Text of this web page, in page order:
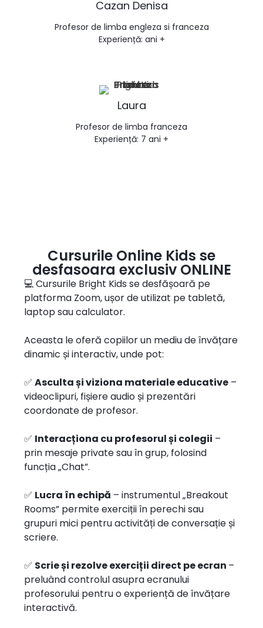
Cazan Denisa
Profesor de limba engleza si franceza
Experiență: ani +
Laura
Profesor de limba franceza
Experiență: 7 ani +
Cursurile Online Kids se
desfasoara exclusiv ONLINE
💻 Cursurile Bright Kids se desfășoară pe
platforma Zoom, ușor de utilizat pe tabletă,
laptop sau calculator.
Aceasta le oferă copiilor un mediu de învățare
dinamic și interactiv, unde pot:
✅Asculta și viziona materiale educative –
videoclipuri, fișiere audio și prezentări
coordonate de profesor.
✅ Interacționa cu profesorul și colegii –
prin mesaje private sau în grup, folosind
funcția „Chat”.
✅ Lucra în echipă – instrumentul „Breakout
Rooms” permite exerciții în perechi sau
grupuri mici pentru activități de conversație și
scriere.
✅ Scrie și rezolve exerciții direct pe ecran –
preluând controlul asupra ecranului
profesorului pentru o experiență de învățare
interactivă.